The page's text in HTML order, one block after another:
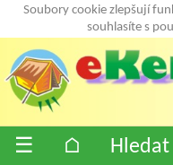
Soubory cookie zlepšují
souhlasíte s
☰ ⌂ Hledat